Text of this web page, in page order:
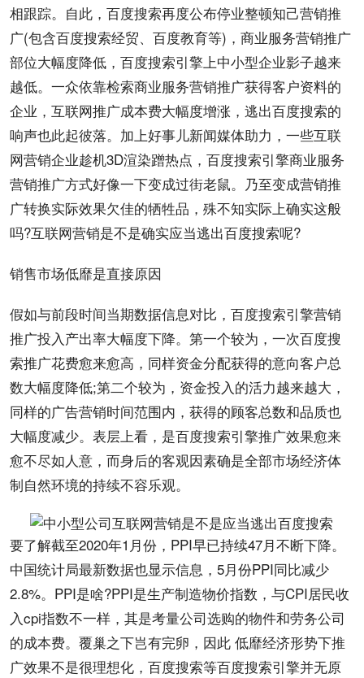
相跟踪。自此，百度搜索再度公布停业整顿知己营销推
广(包含百度搜索经贸、百度教育等)，商业服务营销推广
部位大幅度降低，百度搜索引擎上中小型企业影子越来
越低。一众依靠检索商业服务营销推广获得客户资料的
企业， 互联网推广成本费大幅度增涨，逃出百度搜索的
响声也此起彼落。加上好事儿新闻媒体助力，一些互联
网营销企业趁机3D渲染蹭热点，百度搜索引擎商业服务
营销推广方式好像一下变成过街老鼠。乃至变成营销推
广转换实际效果欠佳的牺牲品，殊不知实际上确实这般
吗?互联网营销是不是确实应当逃出百度搜索呢?
销售市场低靡是直接原因
假如与前段时间当期数据信息对比，百度搜索引擎营销
推广投入产出率大幅度下降。第一个较为，一次百度搜
索推广花费愈来愈高，同样资金分配获得的意向客户总
数大幅度降低;第二个较为，资金投入的活力越来越大，
同样的广告营销时间范围内，获得的顾客总数和品质也
大幅度减少。表层上看，是百度搜索引擎推广效果愈来
愈不尽如人意，而身后的客观因素确是全部市场经济体
制自然环境的持续不容乐观。
要了解截至2020年1月份，PPI早已持续47月不断下降。
中国统计局最新数据也显示信息，5月份PPI同比减少
2.8%。PPI是啥?PPI是生产制造物价指数，与CPI居民收
入cpi指数不一样，其是考量公司选购的物件和劳务公司
的成本费。覆巢之下岂有完卵，因此 低靡经济形势下推
广效果不是很理想化，百度搜索等百度搜索引擎并无原